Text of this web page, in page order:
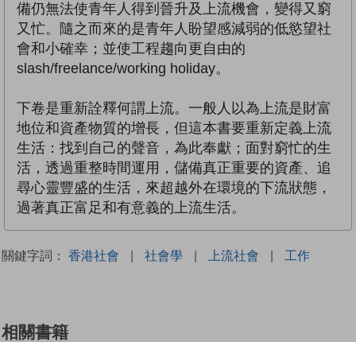
備仍無法使青年人得到晉升及上流機會，變得又窮
又忙。隨之而來的是青年人盼望感減弱的低慾望社
會和小確幸；並使工程趨向更自由的
slash/freelance/working holiday。
下卷是重新詮釋何謂上流。一般人以為上流是財富
地位和資產物質的增長，但這本書要重新定義上流
生活：找到自己的聲音，為此奉獻；面對窮忙的生
活，透過重整時間運用，儲備真正重要的資產、追
尋心靈豐盛的生活，來超越外在環境的下流狀態，
過著真正富足和有意義的上流生活。
關鍵字詞： 香港社會 | 社會學 | 上流社會 | 工作
相關書籍